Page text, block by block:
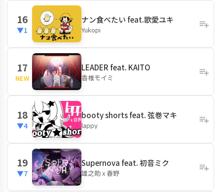
16
▼1
ナン食べたい feat.歌愛ユキ
Yukopi
17
NEW
LEADER feat. KAITO
香椎モイミ
18
▼4
booty shorts feat. 弦巻マキ
lappy
19
▼7
Supernova feat. 初音ミク
雄之助 x 春野